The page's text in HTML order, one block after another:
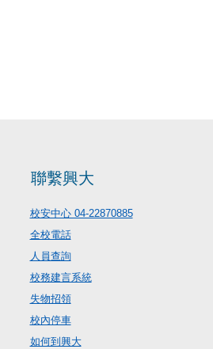
聯繫興大
校安中心 04-22870885
全校電話
人員查詢
校務建言系統
失物招領
校內停車
如何到興大